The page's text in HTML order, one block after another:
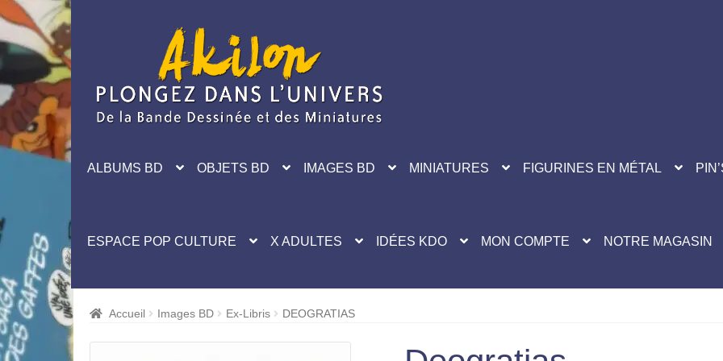
navigation
ALBUMS BD OBJETS BD IMAGES BD MINIATURES FIGURINES EN MÉTAL
ESPACE POP CULTURE X ADULTES IDÉES KDO MON COMPTE NOTRE MAGASIN
Accueil Images BD Ex-Libris DEOGRATIAS